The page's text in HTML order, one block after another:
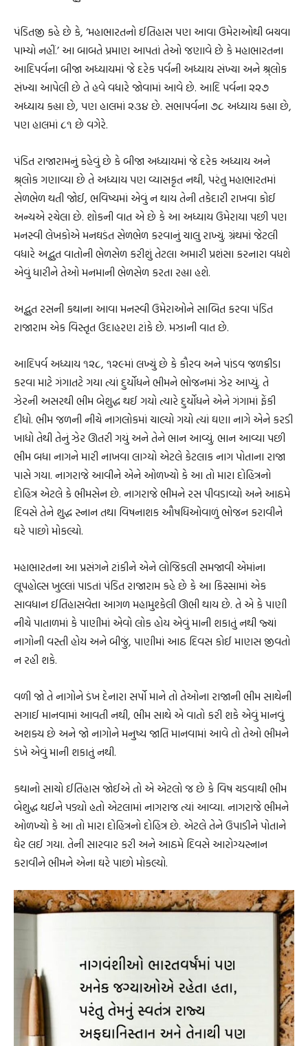
પંડિતજી કહે છે કે, ‘મહાભારતનો ઈતિહાસ પણ આવા ઉમેરાઓથી બચવા
પામ્યો નહીં.’ આ બાબતે પ્રમાણ આપતાં તેઓ જણાવે છે કે મહાભારતના
આદિપર્વના બીજા અધ્યાયમાં જે દરેક પર્વની અધ્યાય સંખ્યા અને શ્ર્લોક
સંખ્યા આપેલી છે તે હવે વધારે જોવામાં આવે છે. આદિ પર્વના ૨૨૭
અધ્યાય કહ્યા છે, પણ હાલમાં ૨૩૪ છે. સભાપર્વના ૭૮ અધ્યાય કહ્યા છે,
પણ હાલમાં ૮૧ છે વગેરે.
પંડિત રાજારામનું કહેવું છે કે બીજા અધ્યાયમાં જે દરેક અધ્યાય અને
શ્ર્લોક ગણાવ્યા છે તે અધ્યાય પણ વ્યાસકૃત નથી, પરંતુ મહાભારતમાં
સેળભેળ થતી જોઈ, ભવિષ્યમાં એવું ન થાય તેની તકેદારી રાખવા કોઈ
અન્યએ રચેલા છે. શોકની વાત એ છે કે આ અધ્યાય ઉમેરાયા પછી પણ
મનસ્વી લેખકોએ મનઘડંત સેળભેળ કરવાનું ચાલુ રાખ્યું. ગ્રંથમાં જેટલી
વધારે અદ્ભુત વાતોની ભેળસેળ કરીશું તેટલા અમારી પ્રશંસા કરનારા વધશે
એવું ધારીને તેઓ મનમાની ભેળસેળ કરતા રહ્યા હશે.
અદ્ભુત રસની કથાના આવા મનસ્વી ઉમેરાઓને સાબિત કરવા પંડિત
રાજારામ એક વિસ્તૃત ઉદાહરણ ટાંકે છે. મઝાની વાત છે.
આદિપર્વ અધ્યાય ૧૨૮, ૧૨૯માં લખ્યું છે કે કૌરવ અને પાંડવ જળક્રીડા
કરવા માટે ગંગાતટે ગયા ત્યાં દુર્યોધને ભીમને ભોજનમાં ઝેર આપ્યું. તે
ઝેરની અસરથી ભીમ બેશુદ્ધ થઈ ગયો ત્યારે દુર્યોધને એને ગંગામાં ફેંકી
દીધો. ભીમ જળની નીચે નાગલોકમાં ચાલ્યો ગયો ત્યાં ઘણા નાગે એને કરડી
ખાધો તેથી તેનું ઝેર ઊતરી ગયું અને તેને ભાન આવ્યું. ભાન આવ્યા પછી
ભીમ બધા નાગને મારી નાખવા લાગ્યો એટલે કેટલાક નાગ પોતાના રાજા
પાસે ગયા. નાગરાજે આવીને એને ઓળખ્યો કે આ તો મારા દોહિત્રનો
દોહિત્ર એટલે કે ભીમસેન છે. નાગરાજે ભીમને રસ પીવડાવ્યો અને આઠમે
દિવસે તેને શુદ્ધ સ્નાન તથા વિષનાશક ઔષધિઓવાળું ભોજન કરાવીને
ઘરે પાછો મોકલ્યો.
મહાભારતના આ પ્રસંગને ટાંકીને એને લોજિકલી સમજાવી એમાંના
લૂપહોલ્સ ખુલ્લાં પાડતાં પંડિત રાજારામ કહે છે કે આ કિસ્સામાં એક
સાવધાન ઈતિહાસવેત્તા આગળ મહામુશ્કેલી ઊભી થાય છે. તે એ કે પાણી
નીચે પાતાળમાં કે પાણીમાં એવો લોક હોય એવું માની શકાતું નથી જ્યાં
નાગોની વસ્તી હોય અને બીજું, પાણીમાં આઠ દિવસ કોઈ માણસ જીવતો
ન રહી શકે.
વળી જો તે નાગોને ડંખ દેનારા સર્પો માને તો તેઓના રાજાની ભીમ સાથેની
સગાઈ માનવામાં આવતી નથી, ભીમ સાથે એ વાતો કરી શકે એવું માનવું
અશક્ય છે અને જો નાગોને મનુષ્ય જાતિ માનવામાં આવે તો તેઓ ભીમને
ડંખે એવું માની શકાતું નથી.
કથાનો સાચો ઈતિહાસ જોઈએ તો એ એટલો જ છે કે વિષ ચડવાથી ભીમ
બેશુદ્ધ થઈને પડ્યો હતો એટલામાં નાગરાજ ત્યાં આવ્યા. નાગરાજે ભીમને
ઓળખ્યો કે આ તો મારા દોહિત્રનો દોહિત્ર છે. એટલે તેને ઉપાડીને પોતાને
ઘેર લઈ ગયા. તેની સારવાર કરી અને આઠમે દિવસે આરોગ્યસ્નાન
કરાવીને ભીમને એના ઘરે પાછો મોકલ્યો.